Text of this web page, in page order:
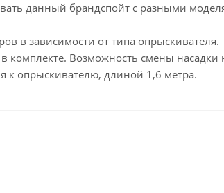
данный брандспойт с разными
в зависимости от типа опрыскивателя.
комплекте. Возможность смены насадки
к опрыскивателю, длиной 1,6 метра.